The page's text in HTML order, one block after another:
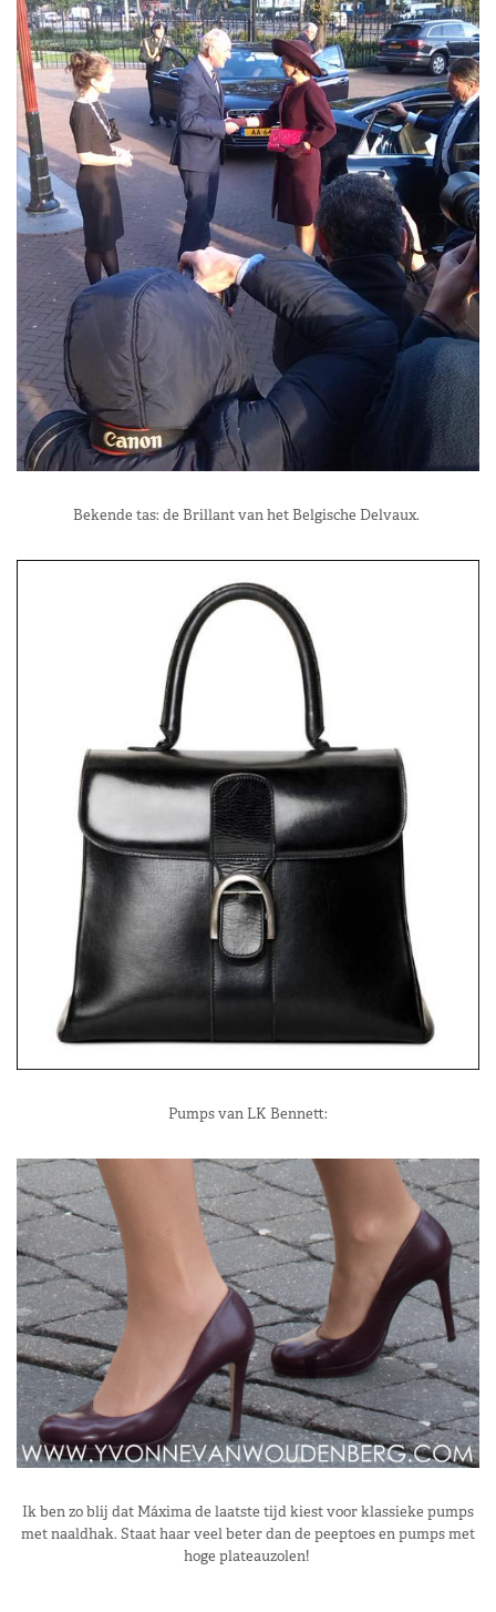
Bekende tas: de Brillant van het Belgische Delvaux.
Pumps van LK Bennett:
Ik ben zo blij dat Máxima de laatste tijd kiest voor klassieke pumps
met naaldhak. Staat haar veel beter dan de peeptoes en pumps met
hoge plateauzolen!